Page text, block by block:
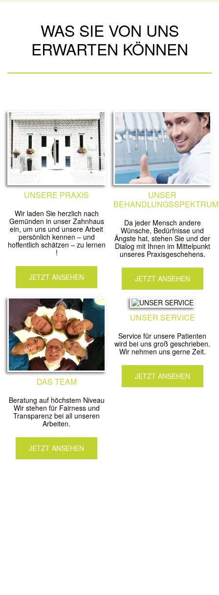
WAS SIE VON UNS
ERWARTEN KÖNNEN
UNSERE PRAXIS
Wir laden Sie herzlich nach
Gemünden in unser Zahnhaus
ein, um uns und unsere Arbeit
persönlich kennen – und
hoffentlich schätzen – zu lernen
!
JETZT ANSEHEN
UNSER
BEHANDLUNGSSPEKTRUM
Da jeder Mensch andere
Wünsche, Bedürfnisse und
Ängste hat, stehen Sie und der
Dialog mit Ihnen im Mittelpunkt
unseres Praxisgeschehens.
JETZT ANSEHEN
DAS TEAM
Beratung auf höchstem Niveau
Wir stehen für Fairness und
Transparenz bei all unseren
Arbeiten.
JETZT ANSEHEN
UNSER SERVICE
Service für unsere Patienten
wird bei uns groß geschrieben.
Wir nehmen uns gerne Zeit.
JETZT ANSEHEN